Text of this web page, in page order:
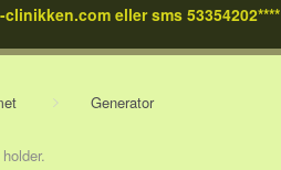
eller sms 53354202****
Generator